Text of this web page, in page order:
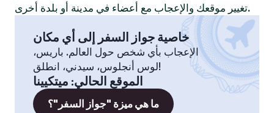
تغيير موقعك والإعجاب مع أعضاء في مدينة أو بلدة أخرى.
خاصية جواز السفر إلى أي مكان
الإعجاب بأي شخص حول العالم. باريس،
لوس أنجلوس، سيدني، انطلق!
الموقع الحالي: ميتكيينا
ما هي ميزة "جواز السفر"؟